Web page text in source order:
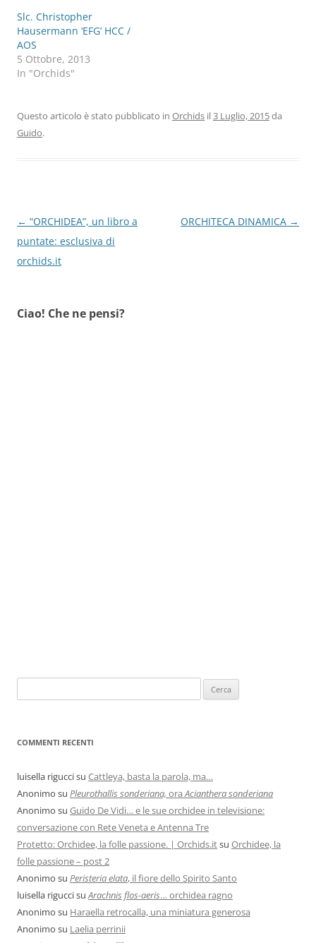
Slc. Christopher
Hausermann ‘EFG’ HCC /
AOS
5 Ottobre, 2013
In "Orchids"
Questo articolo è stato pubblicato in Orchids il3 Luglio, 2015da
Guido.
Navigazione
articolo
← “ORCHIDEA”, un libro a
puntate: esclusiva di
orchids.it
ORCHITECA DINAMICA →
Ciao! Che ne pensi?
COMMENTI RECENTI
luisella riguccisu Cattleya, basta la parola, ma…
Anonimo su Pleurothallis sonderiana, ora Acianthera sonderiana
Anonimo su Guido De Vidi… e le sue orchidee in televisione:
conversazione con Rete Veneta e Antenna Tre
Protetto: Orchidee, la folle passione. | Orchids.itsu Orchidee, la
folle passione – post 2
Anonimo su Peristeria elata, il fiore dello Spirito Santo
luisella riguccisu Arachnis flos-aeris… orchidea ragno
Anonimo su Haraella retrocalla, una miniatura generosa
Anonimo su Laelia perrinii